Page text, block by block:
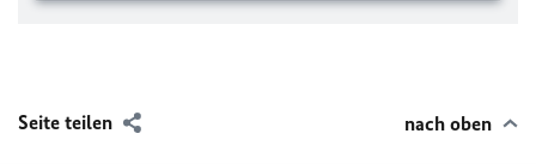
Seite teilen nach oben